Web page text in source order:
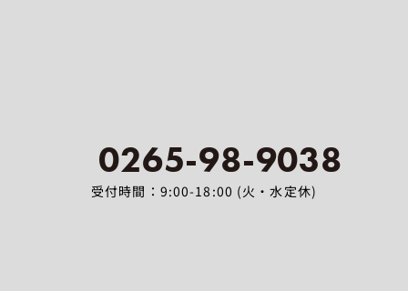
0265-98-9038
受付時間：9:00-18:00 (火・水定休)